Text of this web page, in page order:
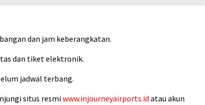
dan jam keberangkatan.
dan tiket elektronik.
jadwal terbang.
situs resmiwww.injourneyairports.id atau akun